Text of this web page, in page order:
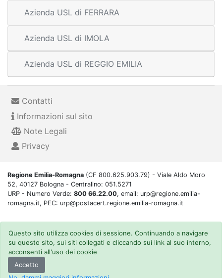
Azienda USL di FERRARA
Azienda USL di IMOLA
Azienda USL di REGGIO EMILIA
Contatti
Informazioni sul sito
Note Legali
Privacy
Regione Emilia-Romagna (CF 800.625.903.79) - Viale Aldo Moro
52, 40127 Bologna - Centralino: 051.5271
URP - Numero Verde: 800 66.22.00, email: urp@regione.emilia-
romagna.it, PEC: urp@postacert.regione.emilia-romagna.it
Questo sito utilizza cookies di sessione. Continuando a navigare
su questo sito, sui siti collegati e cliccando sui link al suo interno,
acconsenti all'uso dei cookie
Accetto